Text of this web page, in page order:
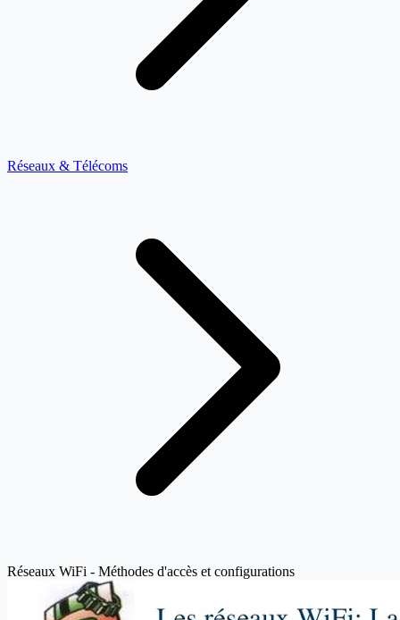
Réseaux & Télécoms
Réseaux WiFi - Méthodes d'accès et configurations